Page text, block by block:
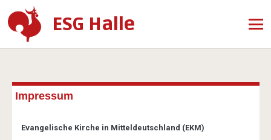
ESG Halle
Impressum
Evangelische Kirche in Mitteldeutschland (EKM)